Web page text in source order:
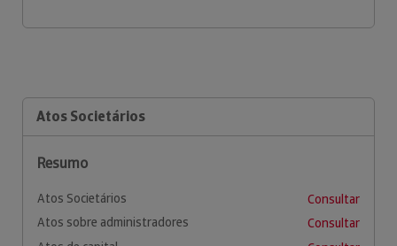
Atos Societários
Resumo
Atos Societários
Consultar
Atos sobre administradores
Consultar